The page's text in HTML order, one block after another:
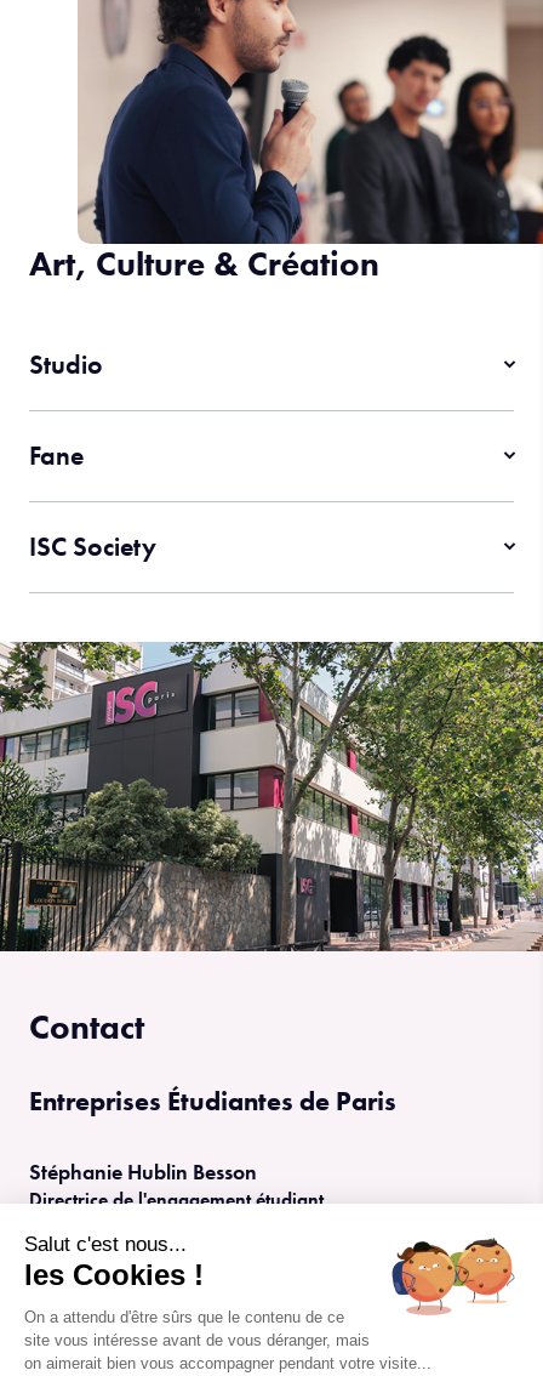
Art, Culture & Création
Studio
Fane
ISC Society
Contact
Entreprises Étudiantes de Paris
Stéphanie Hublin Besson
Directrice de l'engagement étudiant
01 40 53 74 05
sbesson@iscparis.com
Salut c'est nous...
les Cookies !
On a attendu d'être sûrs que le contenu de ce
site vous intéresse avant de vous déranger, mais
on aimerait bien vous accompagner pendant votre visite...